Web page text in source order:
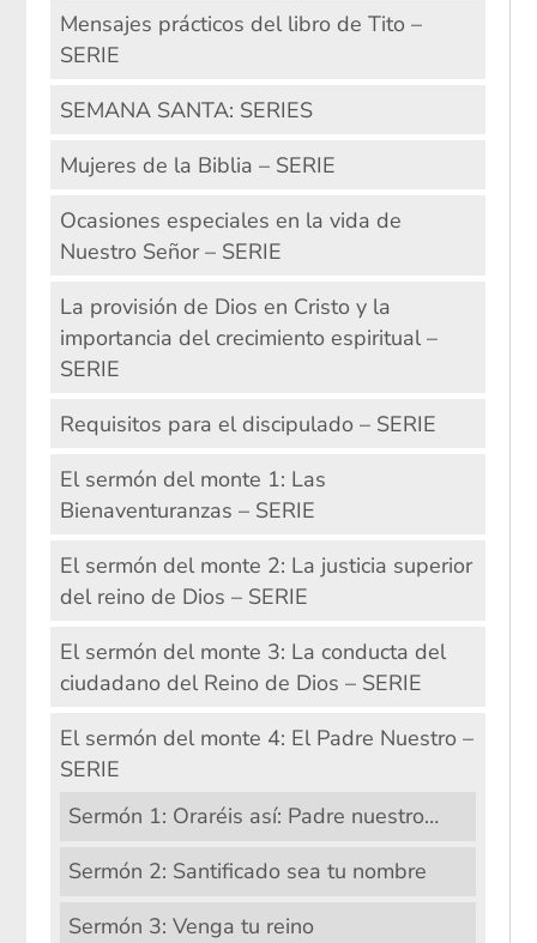
Mensajes prácticos del libro de Tito –
SERIE
SEMANA SANTA: SERIES
Mujeres de la Biblia – SERIE
Ocasiones especiales en la vida de
Nuestro Señor – SERIE
La provisión de Dios en Cristo y la
importancia del crecimiento espiritual –
SERIE
Requisitos para el discipulado – SERIE
El sermón del monte 1: Las
Bienaventuranzas – SERIE
El sermón del monte 2: La justicia superior
del reino de Dios – SERIE
El sermón del monte 3: La conducta del
ciudadano del Reino de Dios – SERIE
El sermón del monte 4: El Padre Nuestro –
SERIE
Sermón 1: Oraréis así: Padre nuestro…
Sermón 2: Santificado sea tu nombre
Sermón 3: Venga tu reino